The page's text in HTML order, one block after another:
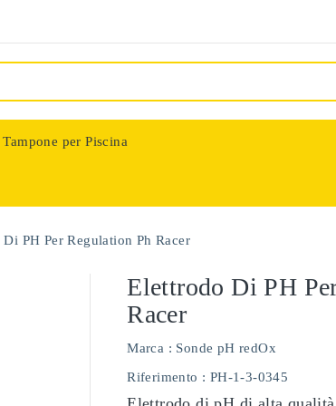
per Piscina
PH Per Regulation Ph Racer
Elettrodo Di PH
Racer
Marca : Sonde pH redOx
Riferimento : PH-1-3-0345